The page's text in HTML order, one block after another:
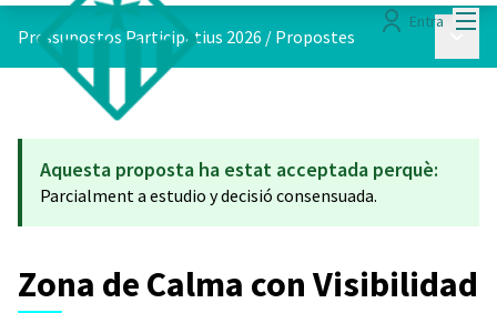
Entra
Pressupostos Participatius 2026 / Propostes
Aquesta proposta ha estat acceptada perquè:
Parcialment a estudio y decisió consensuada.
Zona de Calma con Visibilidad